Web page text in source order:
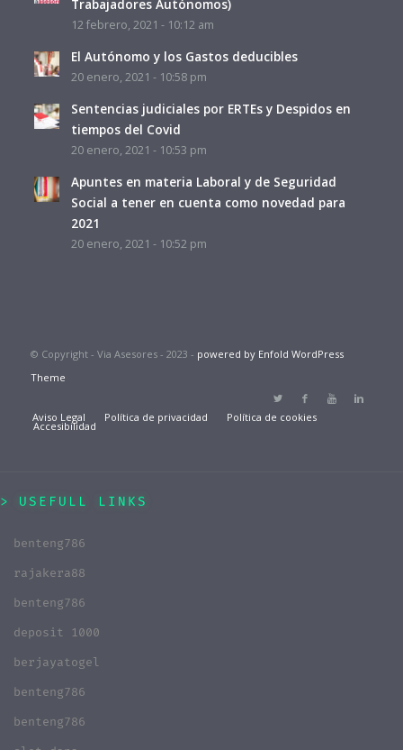
Trabajadores Autónomos)
12 febrero, 2021 - 10:12 am
El Autónomo y los Gastos deducibles
20 enero, 2021 - 10:58 pm
Sentencias judiciales por ERTEs y Despidos en
tiempos del Covid
20 enero, 2021 - 10:53 pm
Apuntes en materia Laboral y de Seguridad
Social a tener en cuenta como novedad para
2021
20 enero, 2021 - 10:52 pm
© Copyright - Via Asesores - 2023 - powered by Enfold WordPress
Theme
Aviso Legal Política de privacidad Política de cookies
Accesibilidad
USEFULL LINKS
benteng786
rajakera88
benteng786
deposit 1000
berjayatogel
benteng786
benteng786